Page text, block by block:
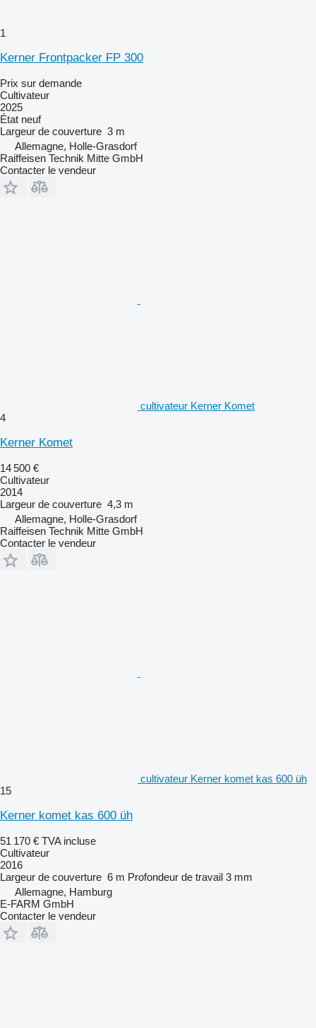
1
Kerner Frontpacker FP 300
Prix sur demande
Cultivateur
2025
État neuf
Largeur de couverture 3 m
Allemagne, Holle-Grasdorf
Raiffeisen Technik Mitte GmbH
Contacter le vendeur
cultivateur Kerner Komet
4
Kerner Komet
14 500 €
Cultivateur
2014
Largeur de couverture 4,3 m
Allemagne, Holle-Grasdorf
Raiffeisen Technik Mitte GmbH
Contacter le vendeur
cultivateur Kerner komet kas 600 üh
15
Kerner komet kas 600 üh
51 170 € TVA incluse
Cultivateur
2016
Largeur de couverture 6 m Profondeur de travail 3 mm
Allemagne, Hamburg
E-FARM GmbH
Contacter le vendeur